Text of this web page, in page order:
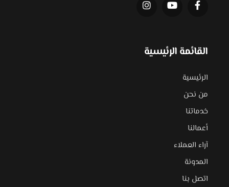
القائمة الرئيسية
الرئيسية
من نحن
خدماتنا
أعمالنا
آراء العملاء
المدونة
اتصل بنا